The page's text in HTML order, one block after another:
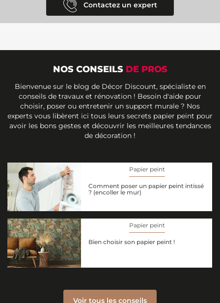
Contactez un expert
NOS CONSEILS DE PROS
Bienvenue sur le blog de Décor Discount, spécialiste en
conseils de travaux et rénovation ! Besoin d'aide pour
choisir, poser ou entretenir un support murale ? Nos
experts vous libèrent ici tous leurs secrets papier peint pour
avoir les bons gestes et découvrir les meilleures tendances
de décoration !
Papier peint
Comment poser un papier peint intissé
? (encoller le mur)
Papier peint
Bien choisir son papier peint !
Voir tous les conseils